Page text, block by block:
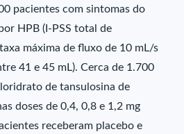
pacientes com sintomas do
HPB (I-PSS total de
máxima de fluxo de 10 mL/s
41 e 45 mL). Cerca de 1.700
de tansulosina de
doses de 0,4, 0,8 e 1,2 mg
receberam placebo e